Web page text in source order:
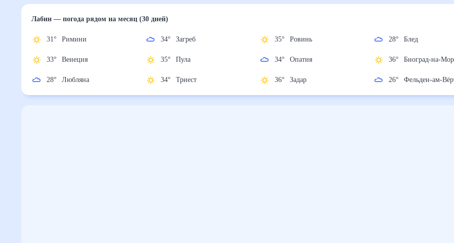
Лабин— погода рядомна месяц (30 дней)
31° Римини
33° Венеция
28° Любляна
34° Загреб
35° Пула
34° Триест
35° Ровинь
34° Опатия
36° Задар
28° Блед
36° Биоград-
26°
Фельден-ам-